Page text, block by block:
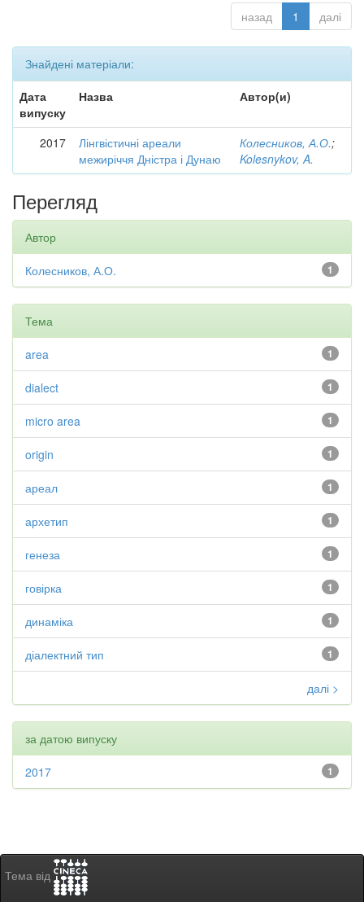
назад 1 далі
Знайдені матеріали:
Дата
випуску
Назва Автор(и)
2017
Лінгвістичні ареали
межиріччя Дністра і Дунаю
Колесников, А.О.;
Kolesnykov, A.
Перегляд
Автор
1
Колесников, А.О.
Тема
1
area
1
dialect
1
micro area
1
origin
1
ареал
1
архетип
1
генеза
1
говірка
1
динаміка
1
діалектний тип
далі >
за датою випуску
1
2017
Тема від